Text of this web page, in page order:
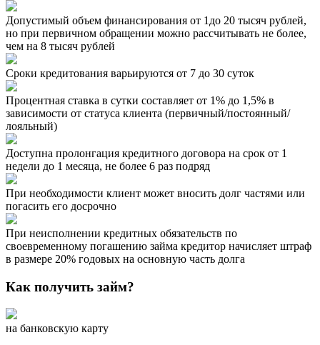
Допустимый объем финансирования от 1до 20 тысяч рублей,
но при первичном обращении можно рассчитывать не более,
чем на 8 тысяч рублей
Сроки кредитования варьируются от 7 до 30 суток
Процентная ставка в сутки составляет от 1% до 1,5% в
зависимости от статуса клиента (первичный/постоянный/
лояльный)
Доступна пролонгация кредитного договора на срок от 1
недели до 1 месяца, не более 6 раз подряд
При необходимости клиент может вносить долг частями или
погасить его досрочно
При неисполнении кредитных обязательств по
своевременному погашению займа кредитор начисляет штраф
в размере 20% годовых на основную часть долга
Как получить займ?
на банковскую карту